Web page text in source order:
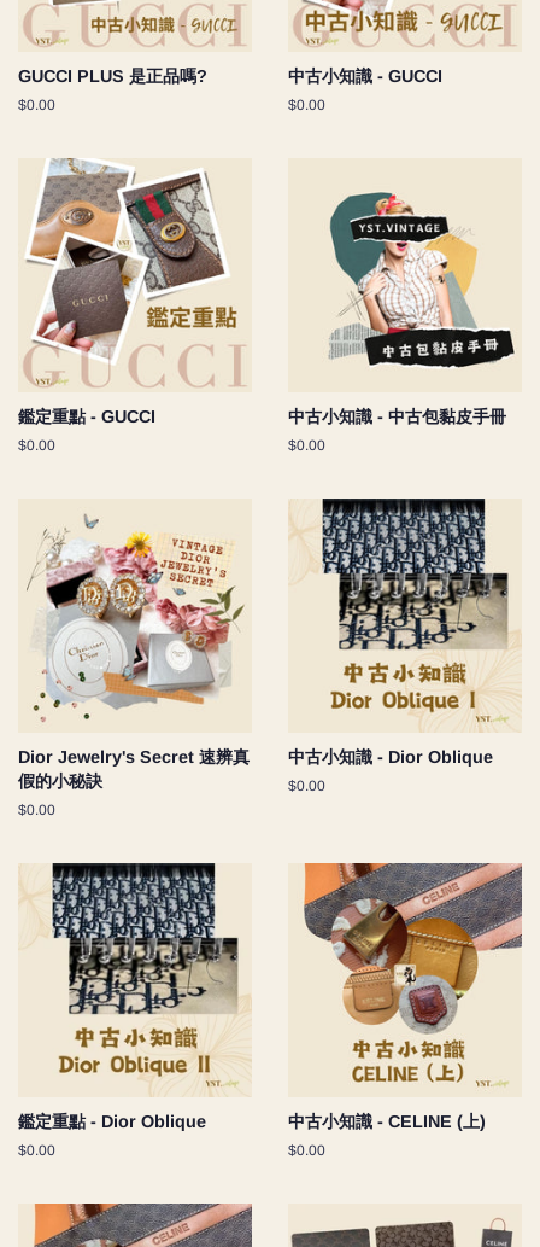
GUCCI PLUS 是正品嗎?
Regular
$0.00
中古小知識 - GUCCI
Regular
$0.00
鑑定重點 - GUCCI
Regular
$0.00
中古小知識 - 中古包黏皮手冊
Regular
$0.00
Dior Jewelry's Secret 速辨真
假的小秘訣
Regular
$0.00
中古小知識 - Dior Oblique
Regular
$0.00
鑑定重點 - Dior Oblique
Regular
$0.00
中古小知識 - CELINE (上)
Regular
$0.00